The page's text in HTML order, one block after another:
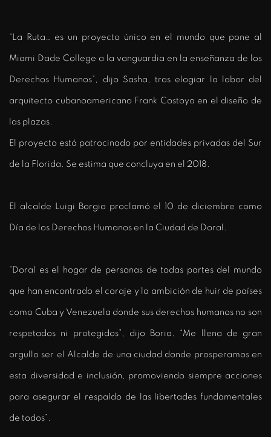
“La Ruta… es un proyecto único en el mundo que pone al
Miami Dade College a la vanguardia en la enseñanza de los
Derechos Humanos”, dijo Sasha, tras elogiar la labor del
arquitecto cubanoamericano Frank Costoya en el diseño de
las plazas.
El proyecto está patrocinado por entidades privadas del Sur
de la Florida. Se estima que concluya en el 2018.
El alcalde Luigi Borgia proclamó el 10 de diciembre como
Día de los Derechos Humanos en la Ciudad de Doral.
“Doral es el hogar de personas de todas partes del mundo
que han encontrado el coraje y la ambición de huir de países
como Cuba y Venezuela donde sus derechos humanos no son
respetados ni protegidos”, dijo Boria. “Me llena de gran
orgullo ser el Alcalde de una ciudad donde prosperamos en
esta diversidad e inclusión, promoviendo siempre acciones
para asegurar el respaldo de las libertades fundamentales
de todos”.